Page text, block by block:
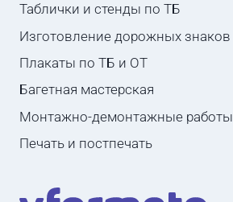
Таблички и стенды по ТБ
Изготовление дорожных знаков
Плакаты по ТБ и ОТ
Багетная мастерская
Монтажно-демонтажные работы
Печать и постпечать